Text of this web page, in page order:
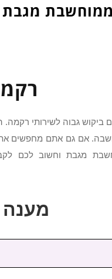
מגבת
ביקוש גבוה לשירותי
אם גם אתם מחפשים את
מגבת וחשוב לכם
מענה